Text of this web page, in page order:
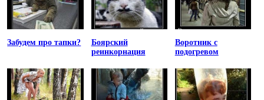
Забудем про тапки?
Боярский
реинкорнация
Воротник с
подогревом